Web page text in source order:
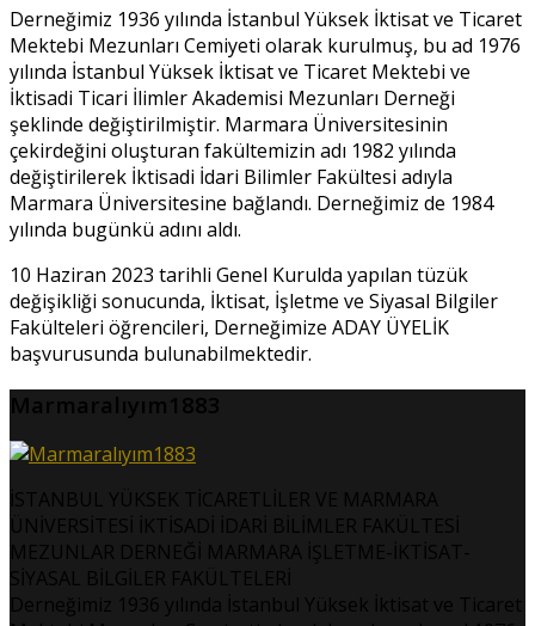
Derneğimiz 1936 yılında İstanbul Yüksek İktisat ve Ticaret
Mektebi Mezunları Cemiyeti olarak kurulmuş, bu ad 1976
yılında İstanbul Yüksek İktisat ve Ticaret Mektebi ve
İktisadi Ticari İlimler Akademisi Mezunları Derneği
şeklinde değiştirilmiştir. Marmara Üniversitesinin
çekirdeğini oluşturan fakültemizin adı 1982 yılında
değiştirilerek İktisadi İdari Bilimler Fakültesi adıyla
Marmara Üniversitesine bağlandı. Derneğimiz de 1984
yılında bugünkü adını aldı.
10 Haziran 2023 tarihli Genel Kurulda yapılan tüzük
değişikliği sonucunda, İktisat, İşletme ve Siyasal Bilgiler
Fakülteleri öğrencileri, Derneğimize ADAY ÜYELİK
başvurusunda bulunabilmektedir.
Marmaralıyım1883
İSTANBUL YÜKSEK TİCARETLİLER VE MARMARA
ÜNİVERSİTESİ İKTİSADİ İDARİ BİLİMLER FAKÜLTESİ
MEZUNLAR DERNEĞİ MARMARA İŞLETME-İKTİSAT-
SİYASAL BİLGİLER FAKÜLTELERİ
Derneğimiz 1936 yılında İstanbul Yüksek İktisat ve Ticaret